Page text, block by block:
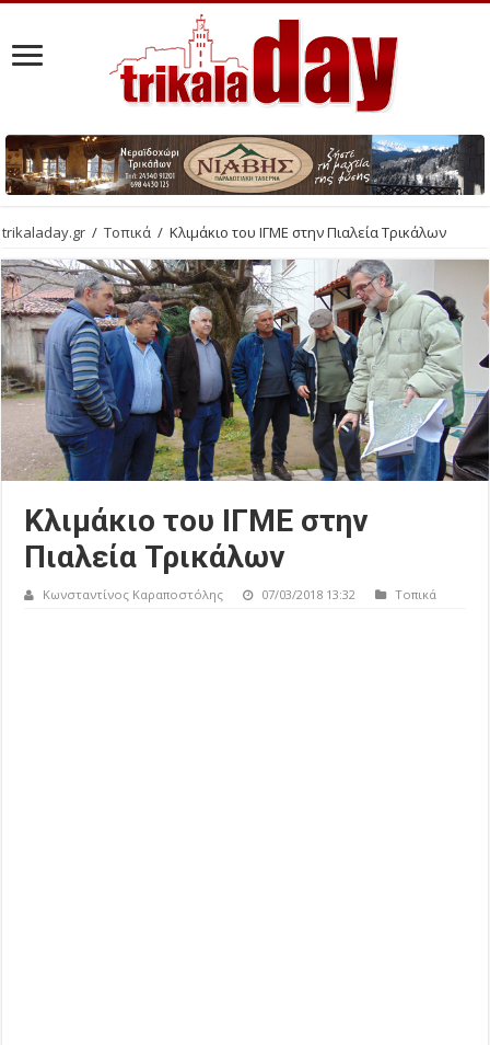
trikaladay.gr / Τοπικά / Kλιμάκιο του ΙΓΜΕ στην Πιαλεία Τρικάλων
Kλιμάκιο του ΙΓΜΕ στην
Πιαλεία Τρικάλων
Κωνσταντίνος Καραποστόλης 07/03/2018 13:32 Τοπικά